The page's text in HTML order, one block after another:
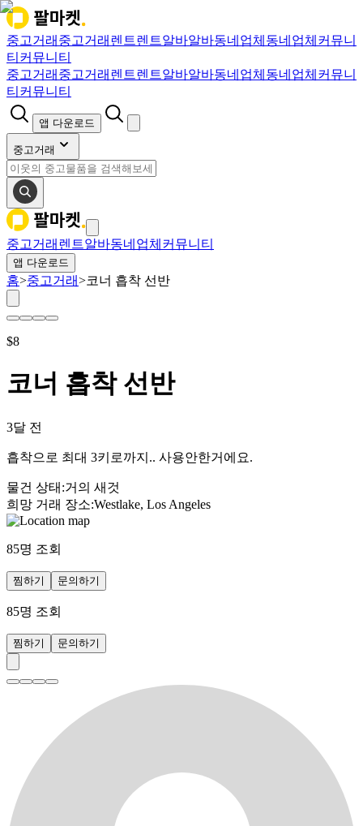
중고거래 중고거래 렌트렌트알바알바동네업체 동네업체 커뮤니
티 커뮤니티
중고거래 중고거래 렌트렌트알바알바동네업체 동네업체 커뮤니
티 커뮤니티
앱 다운로드
중고거래
중고거래 렌트알바동네업체 커뮤니티
앱 다운로드
홈>중고거래>코너 흡착 선반
$8
코너 흡착 선반
3달 전
흡착으로 최대 3키로까지.. 사용안한거에요.
물건 상태 :거의 새것
희망 거래 장소:Westlake, Los Angeles
85명 조회
찜하기 문의하기
85명 조회
찜하기 문의하기